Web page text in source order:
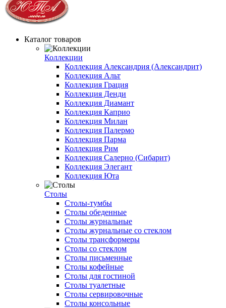
Каталог товаров
Коллекции
Коллекция Александрия (Александрит)
Коллекция Альт
Коллекция Грация
Коллекция Денди
Коллекция Диамант
Коллекция Каприо
Коллекция Милан
Коллекция Палермо
Коллекция Парма
Коллекция Рим
Коллекция Салерно (Сибарит)
Коллекция Элегант
Коллекция Юта
Столы
Столы-тумбы
Столы обеденные
Столы журнальные
Столы журнальные со стеклом
Столы трансформеры
Столы со стеклом
Столы письменные
Столы кофейные
Столы для гостиной
Столы туалетные
Столы сервировочные
Столы консольные